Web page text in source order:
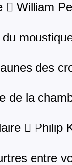
 William
des
de la
 Philip
entre